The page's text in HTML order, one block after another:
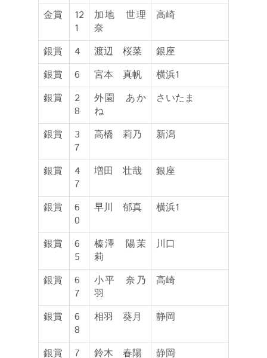
金賞
12
1
加地 世理
奈
高崎
銀賞 4 渡辺 桜菜
銀座
銀賞
6 宮本 真帆
横浜1
銀賞
2
8
外園 あか
ね
さいたま
銀賞
3
7
高橋 莉乃 新潟
銀賞
4
7
増田 壮哉 銀座
銀賞
6
0
早川 郁真 横浜1
銀賞
6
5
榛澤 陽茉
莉
川口
銀賞
6
7
小平 奈乃
羽
高崎
銀賞
6
8
相羽 葵月 静岡
銀賞 7 鈴木 春陽 静岡